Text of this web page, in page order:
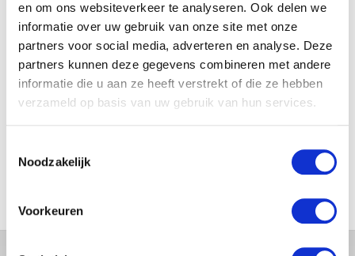
en om ons websiteverkeer te analyseren. Ook delen we
informatie over uw gebruik van onze site met onze
partners voor social media, adverteren en analyse. Deze
partners kunnen deze gegevens combineren met andere
informatie die u aan ze heeft verstrekt of die ze hebben
verzameld op basis van uw gebruik van hun services.
Noodzakelijk
Voorkeuren
MAMA THIRZA VLOG: OP
VAKANTIE & TWEE ZIEKE
KINDEREN
BEGONNEN & TANDEN BLEKEN